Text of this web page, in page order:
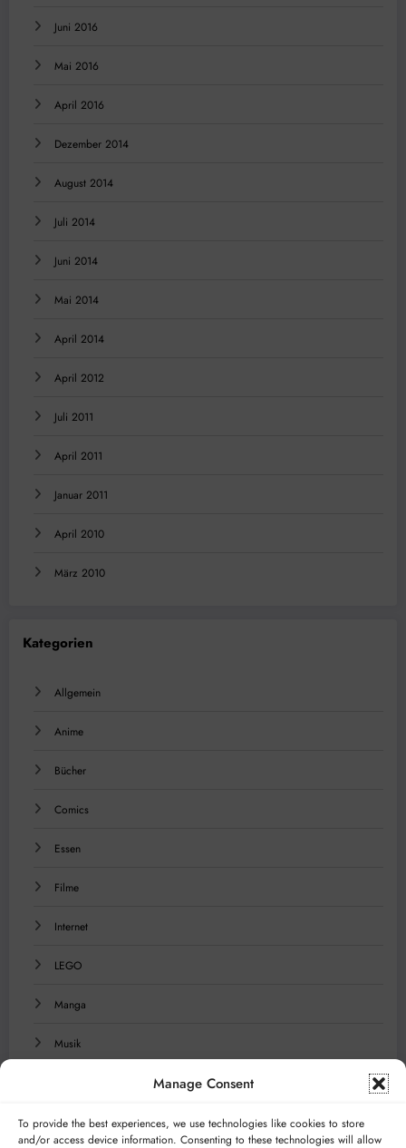
Manage Consent
To provide the best experiences, we use technologies like cookies to store
and/or access device information. Consenting to these technologies will allow
Juni 2016
Mai 2016
April 2016
Dezember 2014
August 2014
Juli 2014
Juni 2014
Mai 2014
April 2014
April 2012
Juli 2011
April 2011
Januar 2011
April 2010
März 2010
Kategorien
Allgemein
Anime
Bücher
Comics
Essen
Filme
Internet
LEGO
Manga
Musik
Serien